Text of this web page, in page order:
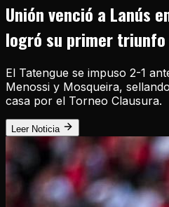
Unión venció a Lanús
logró su primer
El Tatengue se impuso 2-1
Menossi y Mosqueira,
casa por el Torneo Clausura.
Leer Noticia